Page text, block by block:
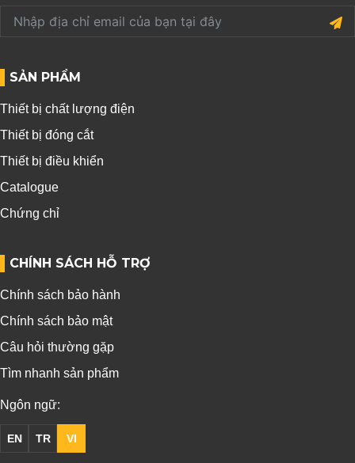
SẢN PHẨM
Thiết bị chất lượng điện
Thiết bị đóng cắt
Thiết bị điều khiển
Catalogue
Chứng chỉ
CHÍNH SÁCH HỖ TRỢ
Chính sách bảo hành
Chính sách bảo mật
Câu hỏi thường gặp
Tìm nhanh sản phẩm
Ngôn ngữ:
TR VI
EN